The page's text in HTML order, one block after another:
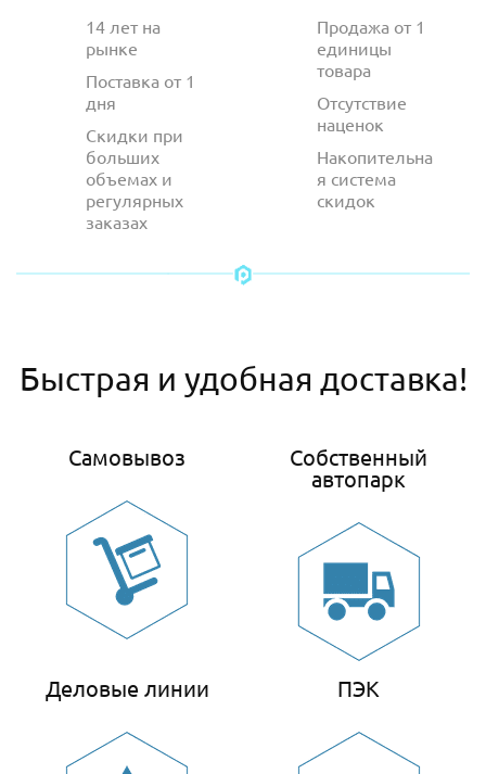
14 лет на
рынке
Поставка от 1
дня
Скидки при
больших
объемах и
регулярных
заказах
Продажа от 1
единицы
товара
Отсутствие
наценок
Накопительна
я система
скидок
Быстрая и удобная доставка!
Самовывоз
Собственный
автопарк
Деловые линии ПЭК